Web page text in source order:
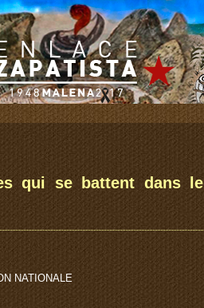
qui se battent dans le
NATIONALE